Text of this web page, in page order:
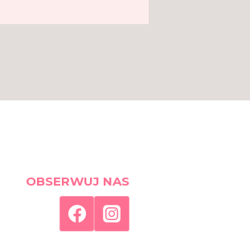
OBSERWUJ NAS